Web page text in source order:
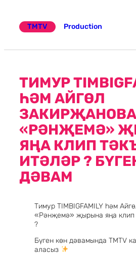
TMTV
Production
ТИМУР
ҺӘМ АЙГӨЛ
ЗАКИРҖАНОВА
«РӘНҖЕМӘ»
ЯҢА КЛИП
ИТӘЛӘР ?
ДӘВАМ
Тимур TIMBIGFAMILY һәм
«Рәнҗемә» җырына яңа клип
?
Бүген көн дәвамында TMTV
аласыз